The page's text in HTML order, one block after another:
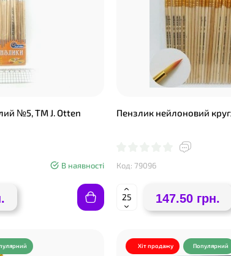
№5, ТМ J. Otten
В наявності
Пензлик нейлоновий
Код: 79096
147.50 грн.
Хіт продажу Популярний